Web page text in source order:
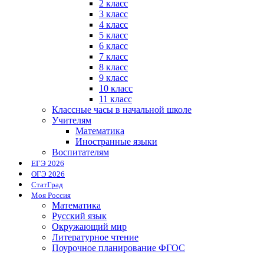
2 класс
3 класс
4 класс
5 класс
6 класс
7 класс
8 класс
9 класс
10 класс
11 класс
Классные часы в начальной школе
Учителям
Математика
Иностранные языки
Воспитателям
ЕГЭ 2026
ОГЭ 2026
СтатГрад
Моя Россия
Математика
Русский язык
Окружающий мир
Литературное чтение
Поурочное планирование ФГОС